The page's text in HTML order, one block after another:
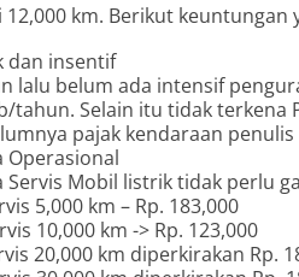
12,000 km. Berikut keuntungan
dan insentif
lalu belum ada intensif
tahun. Selain itu tidak terkena
pajak kendaraan
Operasional
Servis Mobil listrik tidak perlu
5,000 km – Rp. 183,000
10,000 km -> Rp. 123,000
20,000 km diperkirakan Rp.